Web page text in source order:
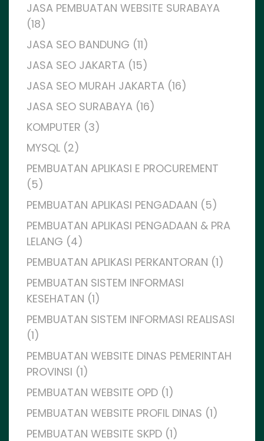
JASA PEMBUATAN WEBSITE SURABAYA
(18)
JASA SEO BANDUNG (11)
JASA SEO JAKARTA (15)
JASA SEO MURAH JAKARTA (16)
JASA SEO SURABAYA (16)
KOMPUTER (3)
MYSQL (2)
PEMBUATAN APLIKASI E PROCUREMENT
(5)
PEMBUATAN APLIKASI PENGADAAN (5)
PEMBUATAN APLIKASI PENGADAAN & PRA
LELANG (4)
PEMBUATAN APLIKASI PERKANTORAN (1)
PEMBUATAN SISTEM INFORMASI
KESEHATAN (1)
PEMBUATAN SISTEM INFORMASI REALISASI
(1)
PEMBUATAN WEBSITE DINAS PEMERINTAH
PROVINSI (1)
PEMBUATAN WEBSITE OPD (1)
PEMBUATAN WEBSITE PROFIL DINAS (1)
PEMBUATAN WEBSITE SKPD (1)